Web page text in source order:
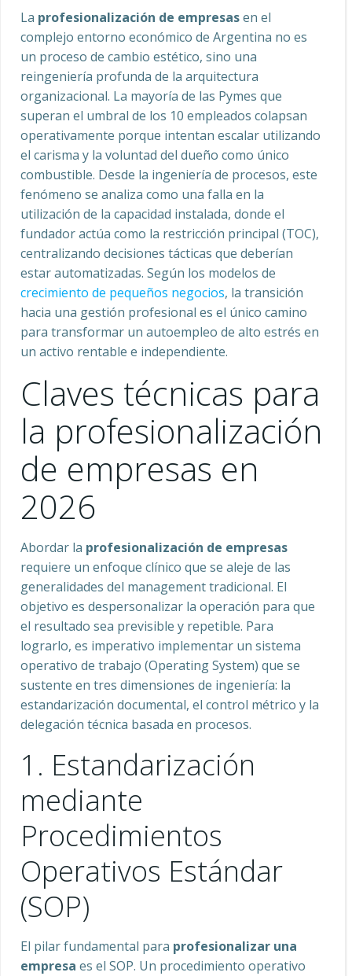
La profesionalización de empresasen el
complejo entorno económico de Argentina no es
un proceso de cambio estético, sino una
reingeniería profunda de la arquitectura
organizacional. La mayoría de las Pymes que
superan el umbral de los 10 empleados colapsan
operativamente porque intentan escalar utilizando
el carisma y la voluntad del dueño como único
combustible. Desde la ingeniería de procesos, este
fenómeno se analiza como una falla en la
utilización de la capacidad instalada, donde el
fundador actúa como la restricción principal (TOC),
centralizando decisiones tácticas que deberían
estar automatizadas. Según los modelos de
crecimiento de pequeños negocios, la transición
hacia una gestión profesional es el único camino
para transformar un autoempleo de alto estrés en
un activo rentable e independiente.
Claves técnicas para
la profesionalización
de empresas en
2026
Abordar la profesionalización de empresas
requiere un enfoque clínico que se aleje de las
generalidades del management tradicional. El
objetivo es despersonalizar la operación para que
el resultado sea previsible y repetible. Para
lograrlo, es imperativo implementar un sistema
operativo de trabajo (Operating System) que se
sustente en tres dimensiones de ingeniería: la
estandarización documental, el control métrico y la
delegación técnica basada en procesos.
1. Estandarización
mediante
Procedimientos
Operativos Estándar
(SOP)
El pilar fundamental para profesionalizar una
empresa es el SOP. Un procedimiento operativo